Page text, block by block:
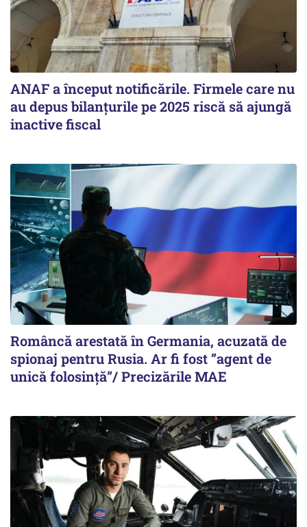
ANAF a început notificările. Firmele care nu
au depus bilanțurile pe 2025 riscă să ajungă
inactive fiscal
Româncă arestată în Germania, acuzată de
spionaj pentru Rusia. Ar fi fost ”agent de
unică folosință”/ Precizările MAE